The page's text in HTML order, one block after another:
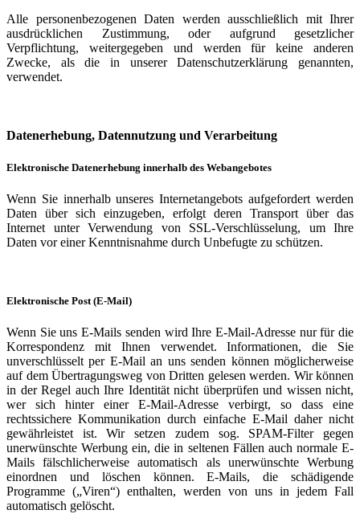
Alle personenbezogenen Daten werden ausschließlich mit Ihrer
ausdrücklichen Zustimmung, oder aufgrund gesetzlicher
Verpflichtung, weitergegeben und werden für keine anderen
Zwecke, als die in unserer Datenschutzerklärung genannten,
verwendet.
Datenerhebung, Datennutzung und Verarbeitung
Elektronische Datenerhebung innerhalb des Webangebotes
Wenn Sie innerhalb unseres Internetangebots aufgefordert werden
Daten über sich einzugeben, erfolgt deren Transport über das
Internet unter Verwendung von SSL-Verschlüsselung, um Ihre
Daten vor einer Kenntnisnahme durch Unbefugte zu schützen.
Elektronische Post (E-Mail)
Wenn Sie uns E-Mails senden wird Ihre E-Mail-Adresse nur für die
Korrespondenz mit Ihnen verwendet. Informationen, die Sie
unverschlüsselt per E-Mail an uns senden können möglicherweise
auf dem Übertragungsweg von Dritten gelesen werden. Wir können
in der Regel auch Ihre Identität nicht überprüfen und wissen nicht,
wer sich hinter einer E-Mail-Adresse verbirgt, so dass eine
rechtssichere Kommunikation durch einfache E-Mail daher nicht
gewährleistet ist. Wir setzen zudem sog. SPAM-Filter gegen
unerwünschte Werbung ein, die in seltenen Fällen auch normale E-
Mails fälschlicherweise automatisch als unerwünschte Werbung
einordnen und löschen können. E-Mails, die schädigende
Programme („Viren“) enthalten, werden von uns in jedem Fall
automatisch gelöscht.